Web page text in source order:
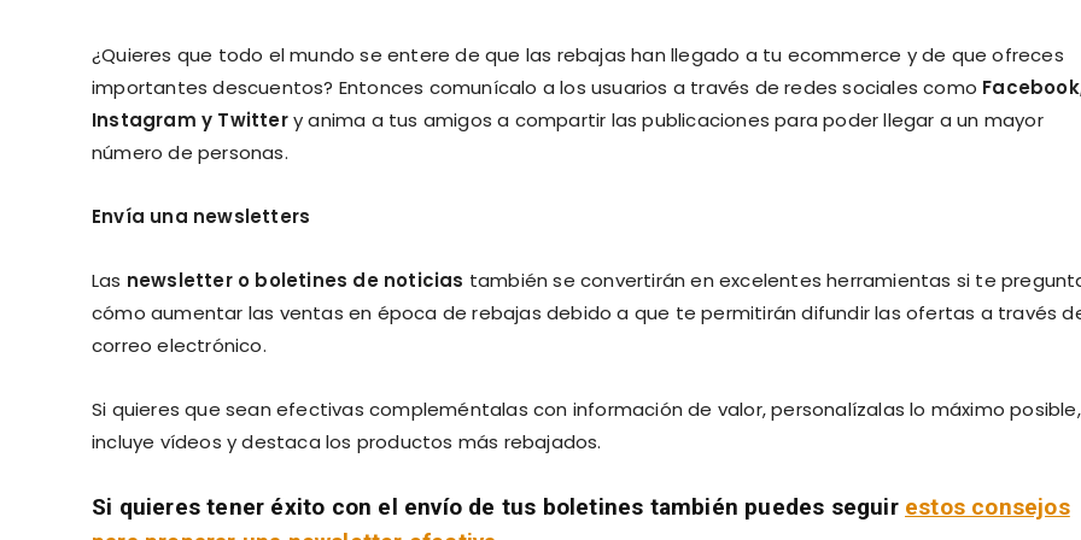
¿Quieres que todo el mundo se entere de que las rebajas han llegado a tu ecommerce y de que ofreces
importantes descuentos? Entonces comunícalo a los usuarios a través de redes sociales como
Instagram y Twittery anima a tus amigos a compartir las publicaciones para poder llegar a un mayor
número de personas.
Envía una newsletters
Las newsletter o boletines de noticias también se convertirán en excelentes herramientas si te
cómo aumentar las ventas en época de rebajas debido a que te permitirán difundir las ofertas a través
correo electrónico.
Si quieres que sean efectivas compleméntalas con información de valor, personalízalas lo máximo posible,
incluye vídeos y destaca los productos más rebajados.
Si quieres tener éxito con el envío de tus boletines también puedes seguir estos consejos